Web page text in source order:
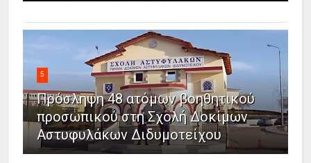
5
Πρόσληψη 48 ατόμων βοηθητικού
προσωπικού στη Σχολή Δοκίμων
Αστυφυλάκων Διδυμοτείχου